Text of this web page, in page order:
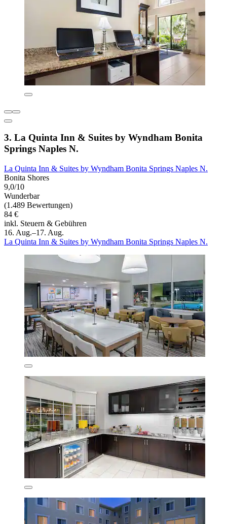
3. La Quinta Inn & Suites by Wyndham Bonita
Springs Naples N.
La Quinta Inn & Suites by Wyndham Bonita Springs Naples N.
Bonita Shores
9,0/10
Wunderbar
(1.489 Bewertungen)
84 €
inkl. Steuern & Gebühren
16. Aug.–17. Aug.
La Quinta Inn & Suites by Wyndham Bonita Springs Naples N.